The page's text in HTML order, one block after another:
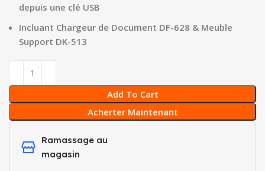
depuis une clé USB
Incluant Chargeur de Document DF-628 & Meuble
Support DK-513
Add To Cart
Acherter Maintenant
Ramassage au
magasin